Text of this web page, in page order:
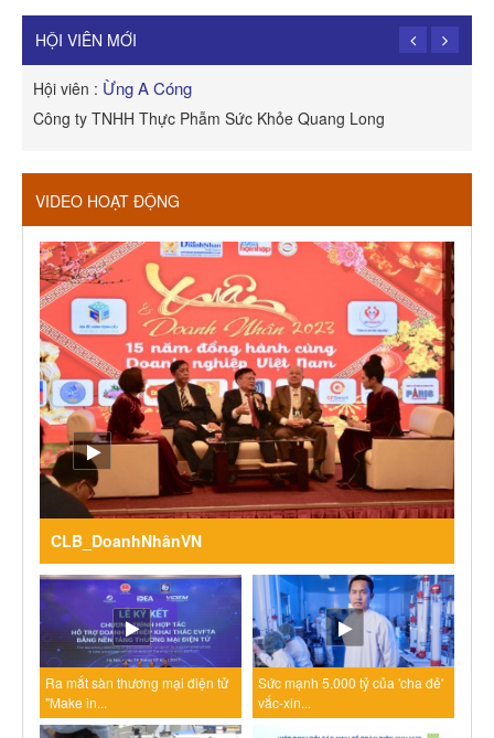
Công Ty TNHH Dịch vụ Cuộc Sống Hạnh Phúc
HỘI VIÊN MỚI
Hội viên : Ừng A Cóng
Công ty TNHH Thực Phẫm Sức Khỏe Quang Long
VIDEO HOẠT ĐỘNG
CLB_DoanhNhânVN
Ra mắt sàn thương mại điện tử
"Make in...
Sức mạnh 5.000 tỷ của 'cha đẻ'
vắc-xin...